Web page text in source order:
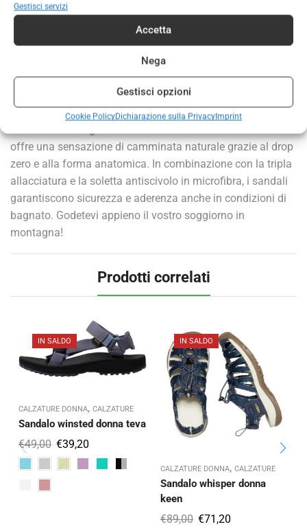
Gestisci servizi
Accetta
Nega
Gestisci opzioni
Cookie PolicyDichiarazione sulla PrivacyImprint
Marchio:Lizard
INFORMAZIONI AGGIUNTIVE
Sandali da trekking tradizionali Hike Heritage da uomo di
Lizard, che calzano in modo sicuro grazie al design unico e
offre una sensazione di camminata naturale grazie al drop
zero e alla forma anatomica. In combinazione con la tripla
allacciatura e la soletta antiscivolo in microfibra, i sandali
garantiscono sicurezza e aderenza anche in condizioni di
bagnato. Godetevi appieno il vostro soggiorno in
montagna!
Prodotti correlati
IN SALDO
CALZATURE DONNA, CALZATURE
Sandalo winsted donna teva
€49,00 €39,20
IN SALDO
CALZATURE DONNA, CALZATURE
Sandalo whisper donna
keen
€89,00 €71,20